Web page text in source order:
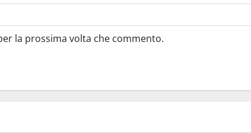
la prossima volta che commento.